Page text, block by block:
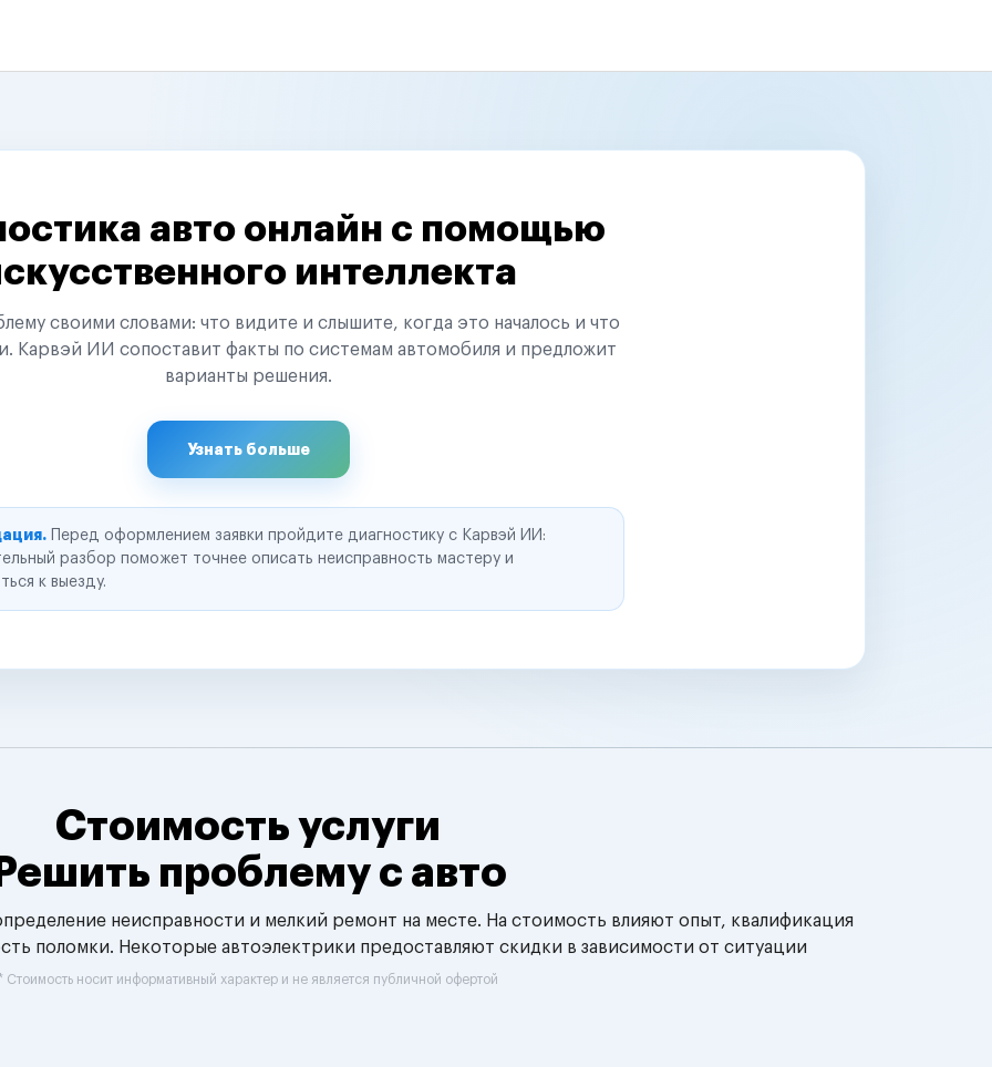
авто онлайн с помощью
интеллекта
своими словами: что видите и слышите, когда это началось и что
Карвэй ИИ сопоставит факты по системам автомобиля и предложит
варианты решения.
Узнать больше
Перед оформлением заявки пройдите диагностику с Карвэй ИИ:
разбор поможет точнее описать неисправность мастеру и
к выезду.
Стоимость услуги
Решить проблему с авто
неисправности и мелкий ремонт на месте. На стоимость влияют опыт, квалификация
поломки. Некоторые автоэлектрики предоставляют скидки в зависимости от ситуации
Стоимость носит информативный характер и не является публичной офертой